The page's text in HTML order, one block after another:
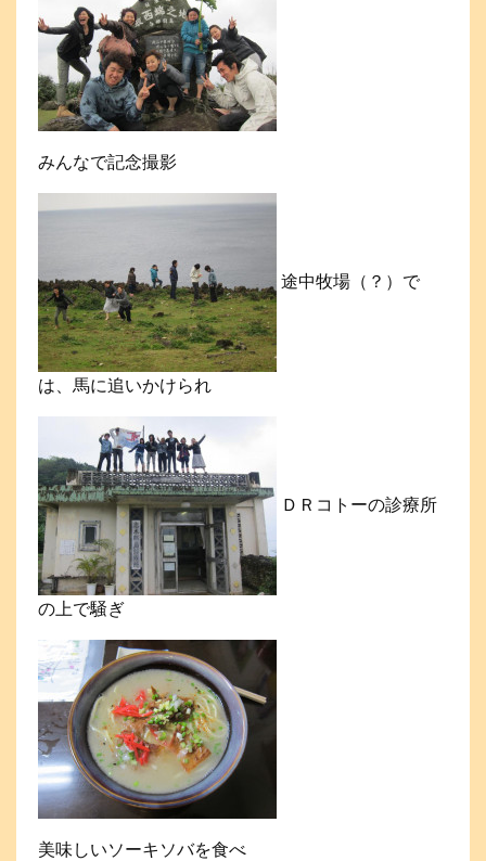
みんなで記念撮影
途中牧場（？）で
は、馬に追いかけられ
ＤＲコトーの診療所
の上で騒ぎ
美味しいソーキソバを食べ